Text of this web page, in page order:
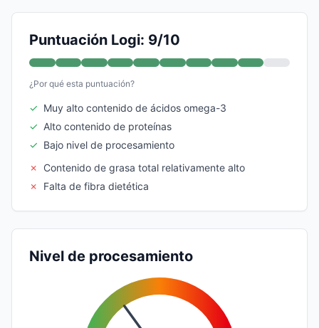
Puntuación Logi: 9/10
¿Por qué esta puntuación?
✓ Muy alto contenido de ácidos omega-3
✓ Alto contenido de proteínas
✓ Bajo nivel de procesamiento
✗
Contenido de grasa total relativamente alto
✗
Falta de fibra dietética
Nivel de procesamiento